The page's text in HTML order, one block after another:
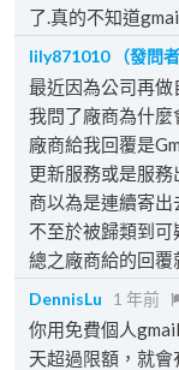
了.真的不知道
lily871010 （發問者
最近因為公司再做
我問了廠商為什麼
廠商給我回覆是
更新服務或是服
商以為是連續寄
不至於被歸類到可
總之廠商給的回
DennisLu 1 年前
你用免費個人
天超過限額，就會